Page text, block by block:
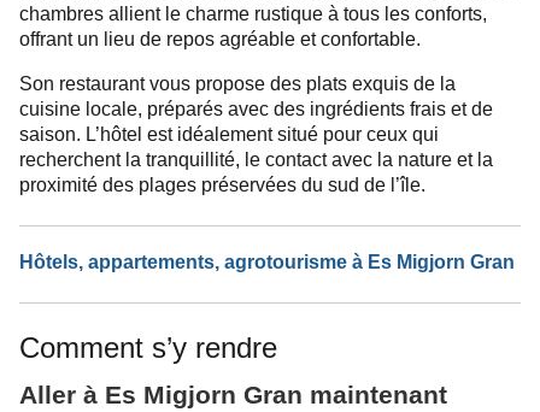
chambres allient le charme rustique à tous les conforts,
offrant un lieu de repos agréable et confortable.
Son restaurant vous propose des plats exquis de la
cuisine locale, préparés avec des ingrédients frais et de
saison. L’hôtel est idéalement situé pour ceux qui
recherchent la tranquillité, le contact avec la nature et la
proximité des plages préservées du sud de l’île.
Hôtels, appartements, agrotourisme à Es Migjorn Gran
Comment s’y rendre
Aller à Es Migjorn Gran maintenant